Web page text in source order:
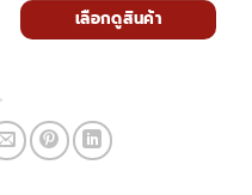
เลือกดูสินค้า